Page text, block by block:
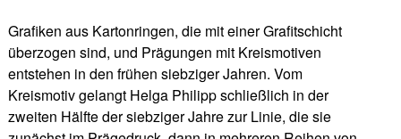
Grafiken aus Kartonringen, die mit einer Grafitschicht
überzogen sind, und Prägungen mit Kreismotiven
entstehen in den frühen siebziger Jahren. Vom
Kreismotiv gelangt Helga Philipp schließlich in der
zweiten Hälfte der siebziger Jahre zur Linie, die sie